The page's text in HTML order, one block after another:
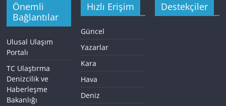
Önemli
Bağlantılar
Ulusal Ulaşım
Portalı
TC Ulaştırma
Denizcilik ve
Haberleşme
Bakanlığı
Hızlı Erişim
Güncel
Yazarlar
Kara
Hava
Deniz
Destekçiler